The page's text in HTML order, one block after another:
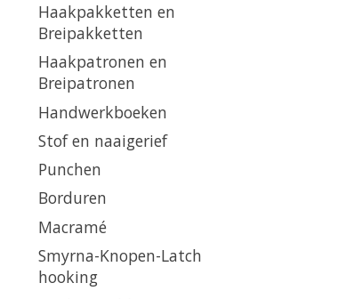
Haakpakketten en
Breipakketten
Haakpatronen en
Breipatronen
Handwerkboeken
Stof en naaigerief
Punchen
Borduren
Macramé
Smyrna-Knopen-Latch
hooking